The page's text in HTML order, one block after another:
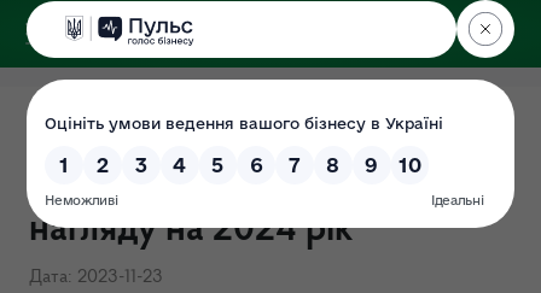
ДЕРЖЕКОІНСПЕКЦІЯ
Секторальний план
державного ринкового
нагляду на 2024 рік
Дата: 2023-11-23